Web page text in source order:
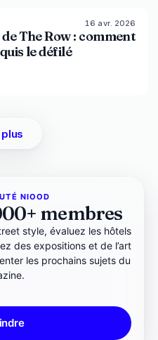
93% 67
16 avr. 2026
The Row : comment
le défilé
NIOOD
membres
style, évaluez les hôtels
des expositions et de l’art
les prochains sujets du